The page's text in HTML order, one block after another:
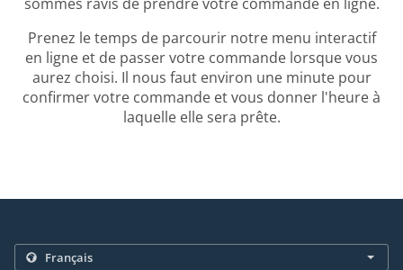
Prenez le temps de parcourir notre menu interactif
en ligne et de passer votre commande lorsque vous
aurez choisi. Il nous faut environ une minute pour
confirmer votre commande et vous donner l'heure à
laquelle elle sera prête.